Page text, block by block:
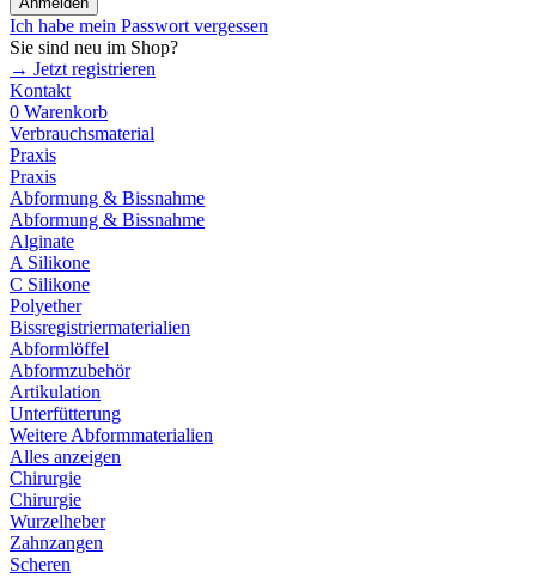
Ich habe mein Passwort vergessen
Sie sind neu im Shop?
→ Jetzt registrieren
Kontakt
0 Warenkorb
Verbrauchsmaterial
Praxis
Praxis
Abformung & Bissnahme
Abformung & Bissnahme
Alginate
A Silikone
C Silikone
Polyether
Bissregistriermaterialien
Abformlöffel
Abformzubehör
Artikulation
Unterfütterung
Weitere Abformmaterialien
Alles anzeigen
Chirurgie
Chirurgie
Wurzelheber
Zahnzangen
Scheren